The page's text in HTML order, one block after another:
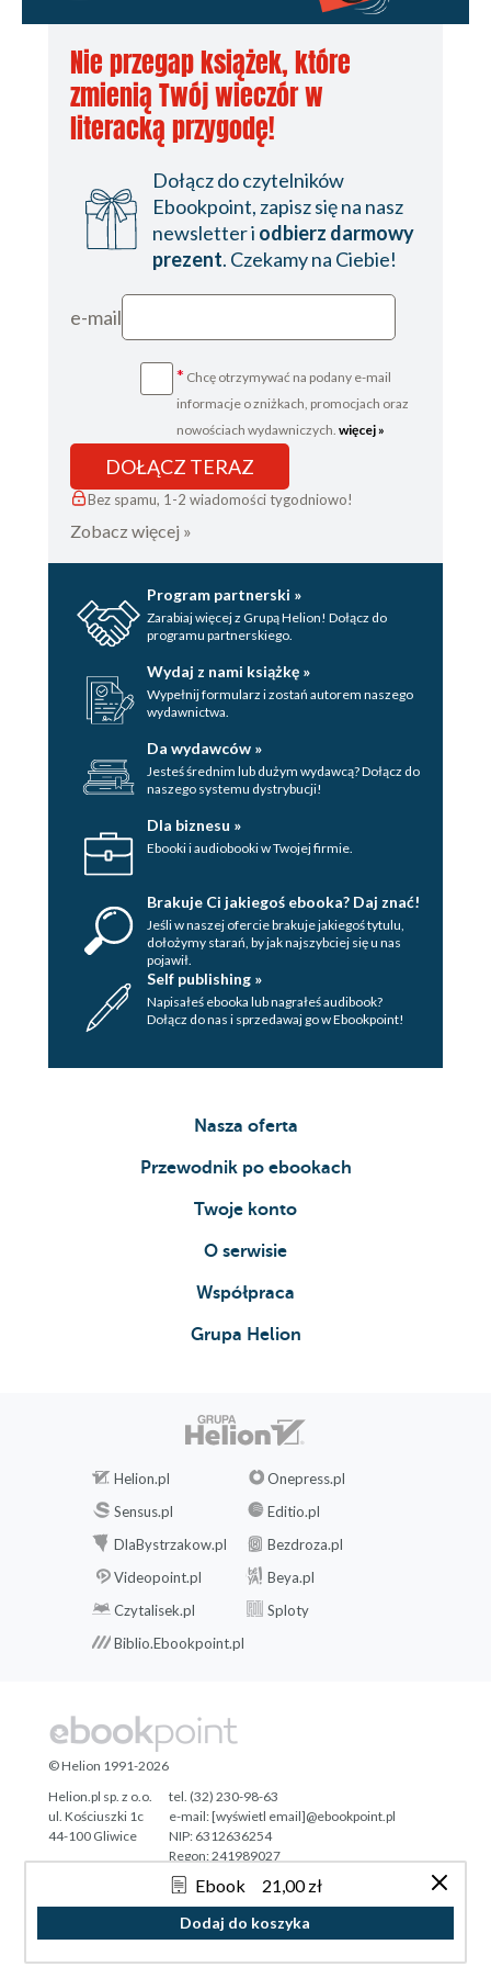
Ebook 21,00 zł
Dodaj do koszyka
Nie przegap książek, które
zmienią Twój wieczór w
literacką przygodę!
Dołącz do czytelników
Ebookpoint, zapisz się na nasz
newsletter i odbierz darmowy
prezent. Czekamy na Ciebie!
e-mail
* Chcę otrzymywać na podany e-mail
informacje o zniżkach, promocjach oraz
nowościach wydawniczych. więcej »
DOŁĄCZ TERAZ
Bez spamu, 1-2 wiadomości tygodniowo!
Zobacz więcej »
Program partnerski »
Zarabiaj więcej z Grupą Helion! Dołącz do
programu partnerskiego.
Wydaj z nami książkę »
Wypełnij formularz i zostań autorem naszego
wydawnictwa.
Da wydawców »
Jesteś średnim lub dużym wydawcą? Dołącz do
naszego systemu dystrybucji!
Dla biznesu »
Ebooki i audiobooki w Twojej firmie.
Brakuje Ci jakiegoś ebooka? Daj znać!
Jeśli w naszej ofercie brakuje jakiegoś tytulu,
dołożymy starań, by jak najszybciej się u nas
pojawił.
Self publishing »
Napisałeś ebooka lub nagrałeś audibook?
Dołącz do nas i sprzedawaj go w Ebookpoint!
Nasza oferta
Przewodnik po ebookach
Twoje konto
O serwisie
Współpraca
Grupa Helion
Helion.pl
Onepress.pl
Sensus.pl
Editio.pl
DlaBystrzakow.pl
Bezdroza.pl
Videopoint.pl
Beya.pl
Czytalisek.pl
Sploty
Biblio.Ebookpoint.pl
Tonik.pl
© Helion 1991-2026
Helion.pl sp. z o.o.
ul. Kościuszki 1c
44-100 Gliwice
tel. (32) 230-98-63
e-mail:[wyświetl email]@ebookpoint.pl
NIP: 6312636254
Regon: 241989027